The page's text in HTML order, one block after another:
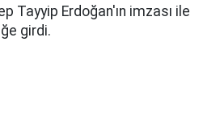
Tayyip Erdoğan'ın imzası ile
girdi.